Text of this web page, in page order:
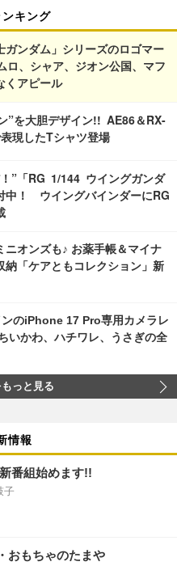
キング
ガンダム」シリーズのロゴマー
ロ、シャア、ジオン公国、マフ
くアピール
”を大胆デザイン!! AE86＆RX-
現したTシャツ登場
”「RG 1/144 ウイングガンダ
中！ ウイングバインダーにRG
ニオンズも♪ お薬手帳＆マイナ
納「ケアともコレクション」新
のiPhone 17 Pro専用カメラレ
いかわ、ハチワレ、うさぎの全
っと見る
情報
番組始めます!!
子
おもちゃのたまや